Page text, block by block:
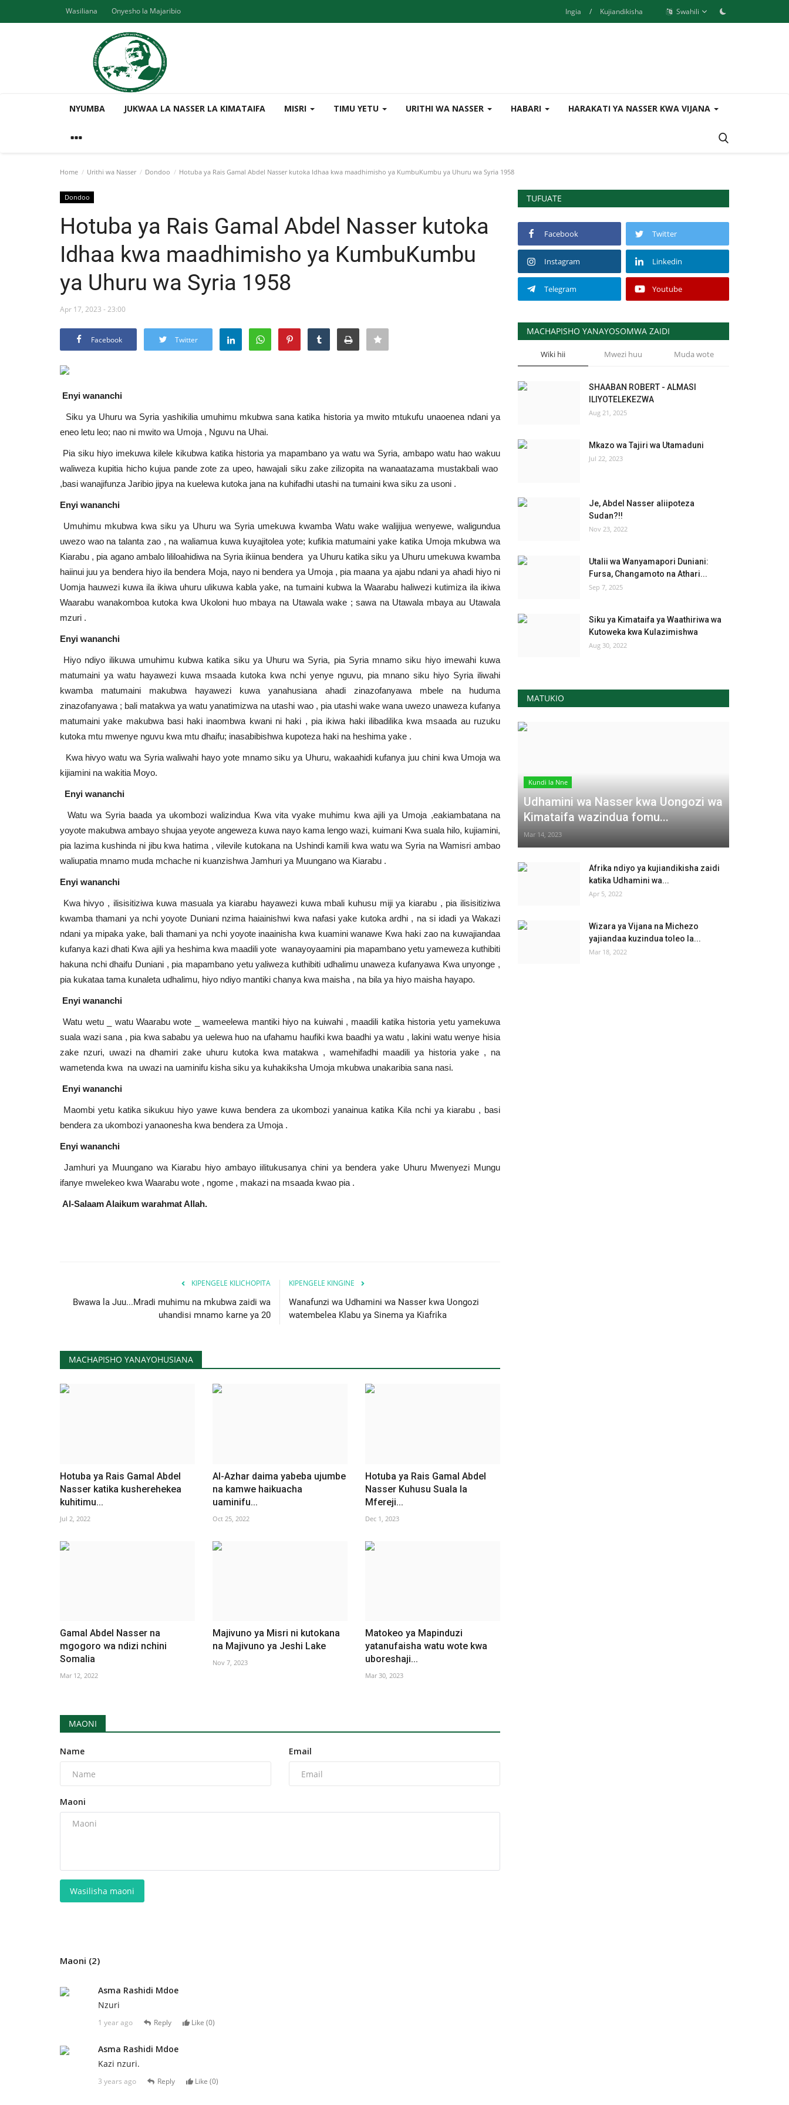
Wasiliana Onyesho la Majaribio Ingia / Kujiandikisha Swahili
NYUMBA JUKWAA LA NASSER LA KIMATAIFA MISRI TIMU YETU URITHI WA NASSER HABARI HARAKATI YA NASSER KWA VIJANA
Home Urithi wa Nasser Dondoo Hotuba ya Rais Gamal Abdel Nasser kutoka Idhaa kwa maadhimisho ya KumbuKumbu ya Uhuru wa Syria 1958
Dondoo
Hotuba ya Rais Gamal Abdel Nasser kutoka
Idhaa kwa maadhimisho ya KumbuKumbu
ya Uhuru wa Syria 1958
Apr 17, 2023 - 23:00
Facebook Twitter
Enyi wananchi
Siku ya Uhuru wa Syria yashikilia umuhimu mkubwa sana katika historia ya mwito mtukufu unaoenea ndani ya
eneo letu leo; nao ni mwito wa Umoja , Nguvu na Uhai.
Pia siku hiyo imekuwa kilele kikubwa katika historia ya mapambano ya watu wa Syria, ambapo watu hao wakuu
waliweza kupitia hicho kujua pande zote za upeo, hawajali siku zake zilizopita na wanaatazama mustakbali wao
,basi wanajifunza Jaribio jipya na kuelewa kutoka jana na kuhifadhi utashi na tumaini kwa siku za usoni .
Enyi wananchi
Umuhimu mkubwa kwa siku ya Uhuru wa Syria umekuwa kwamba Watu wake walijijua wenyewe, waligundua
uwezo wao na talanta zao , na waliamua kuwa kuyajitolea yote; kufikia matumaini yake katika Umoja mkubwa wa
Kiarabu , pia agano ambalo lililoahidiwa na Syria ikiinua bendera ya Uhuru katika siku ya Uhuru umekuwa kwamba
haiinui juu ya bendera hiyo ila bendera Moja, nayo ni bendera ya Umoja , pia maana ya ajabu ndani ya ahadi hiyo ni
Uomja hauwezi kuwa ila ikiwa uhuru ulikuwa kabla yake, na tumaini kubwa la Waarabu haliwezi kutimiza ila ikiwa
Waarabu wanakomboa kutoka kwa Ukoloni huo mbaya na Utawala wake ; sawa na Utawala mbaya au Utawala
mzuri .
Enyi wananchi
Hiyo ndiyo ilikuwa umuhimu kubwa katika siku ya Uhuru wa Syria, pia Syria mnamo siku hiyo imewahi kuwa
matumaini ya watu hayawezi kuwa msaada kutoka kwa nchi yenye nguvu, pia mnano siku hiyo Syria iliwahi
kwamba matumaini makubwa hayawezi kuwa yanahusiana ahadi zinazofanyawa mbele na huduma
zinazofanyawa ; bali matakwa ya watu yanatimizwa na utashi wao , pia utashi wake wana uwezo unaweza kufanya
matumaini yake makubwa basi haki inaombwa kwani ni haki , pia ikiwa haki ilibadilika kwa msaada au ruzuku
kutoka mtu mwenye nguvu kwa mtu dhaifu; inasabibishwa kupoteza haki na heshima yake .
Kwa hivyo watu wa Syria waliwahi hayo yote mnamo siku ya Uhuru, wakaahidi kufanya juu chini kwa Umoja wa
kijiamini na wakitia Moyo.
Enyi wananchi
Watu wa Syria baada ya ukombozi walizindua Kwa vita vyake muhimu kwa ajili ya Umoja ,eakiambatana na
yoyote makubwa ambayo shujaa yeyote angeweza kuwa nayo kama lengo wazi, kuimani Kwa suala hilo, kujiamini,
pia lazima kushinda ni jibu kwa hatima , vilevile kutokana na Ushindi kamili kwa watu wa Syria na Wamisri ambao
waliupatia mnamo muda mchache ni kuanzishwa Jamhuri ya Muungano wa Kiarabu .
Enyi wananchi
Kwa hivyo , ilisisitiziwa kuwa masuala ya kiarabu hayawezi kuwa mbali kuhusu miji ya kiarabu , pia ilisisitiziwa
kwamba thamani ya nchi yoyote Duniani nzima haiainishwi kwa nafasi yake kutoka ardhi , na si idadi ya Wakazi
ndani ya mipaka yake, bali thamani ya nchi yoyote inaainisha kwa kuamini wanawe Kwa haki zao na kuwajiandaa
kufanya kazi dhati Kwa ajili ya heshima kwa maadili yote wanayoyaamini pia mapambano yetu yameweza kuthibiti
hakuna nchi dhaifu Duniani , pia mapambano yetu yaliweza kuthibiti udhalimu unaweza kufanyawa Kwa unyonge ,
pia kukataa tama kunaleta udhalimu, hiyo ndiyo mantiki chanya kwa maisha , na bila ya hiyo maisha hayapo.
Enyi wananchi
Watu wetu _ watu Waarabu wote _ wameelewa mantiki hiyo na kuiwahi , maadili katika historia yetu yamekuwa
suala wazi sana , pia kwa sababu ya uelewa huo na ufahamu haufiki kwa baadhi ya watu , lakini watu wenye hisia
zake nzuri, uwazi na dhamiri zake uhuru kutoka kwa matakwa , wamehifadhi maadili ya historia yake , na
wametenda kwa na uwazi na uaminifu kisha siku ya kuhakiksha Umoja mkubwa unakaribia sana nasi.
Enyi wananchi
Maombi yetu katika sikukuu hiyo yawe kuwa bendera za ukombozi yanainua katika Kila nchi ya kiarabu , basi
bendera za ukombozi yanaonesha kwa bendera za Umoja .
Enyi wananchi
Jamhuri ya Muungano wa Kiarabu hiyo ambayo iilitukusanya chini ya bendera yake Uhuru Mwenyezi Mungu
ifanye mwelekeo kwa Waarabu wote , ngome , makazi na msaada kwao pia .
Al-Salaam Alaikum warahmat Allah.
KIPENGELE KILICHOPITA
Bwawa la Juu...Mradi muhimu na mkubwa zaidi wa
uhandisi mnamo karne ya 20
KIPENGELE KINGINE
Wanafunzi wa Udhamini wa Nasser kwa Uongozi
watembelea Klabu ya Sinema ya Kiafrika
MACHAPISHO YANAYOHUSIANA
Hotuba ya Rais Gamal Abdel
Nasser katika kusherehekea
kuhitimu...
Jul 2, 2022
Al-Azhar daima yabeba ujumbe
na kamwe haikuacha
uaminifu...
Oct 25, 2022
Hotuba ya Rais Gamal Abdel
Nasser Kuhusu Suala la
Mfereji...
Dec 1, 2023
Gamal Abdel Nasser na
mgogoro wa ndizi nchini
Somalia
Mar 12, 2022
Majivuno ya Misri ni kutokana
na Majivuno ya Jeshi Lake
Nov 7, 2023
Matokeo ya Mapinduzi
yatanufaisha watu wote kwa
uboreshaji...
Mar 30, 2023
MAONI
Name Email
Maoni
Wasilisha maoni
Maoni (2)
Asma Rashidi Mdoe
Nzuri
1 year ago Reply Like (0)
Asma Rashidi Mdoe
Kazi nzuri.
3 years ago Reply Like (0)
TUFUATE
Facebook Twitter
Instagram Linkedin
Telegram Youtube
MACHAPISHO YANAYOSOMWA ZAIDI
Wiki hii Mwezi huu Muda wote
SHAABAN ROBERT - ALMASI
ILIYOTELEKEZWA
Aug 21, 2025
Mkazo wa Tajiri wa Utamaduni
Jul 22, 2023
Je, Abdel Nasser aliipoteza
Sudan?!!
Nov 23, 2022
Utalii wa Wanyamapori Duniani:
Fursa, Changamoto na Athari...
Sep 7, 2025
Siku ya Kimataifa ya Waathiriwa wa
Kutoweka kwa Kulazimishwa
Aug 30, 2022
MATUKIO
Kundi la Nne
Udhamini wa Nasser kwa Uongozi wa
Kimataifa wazindua fomu...
Mar 14, 2023
Afrika ndiyo ya kujiandikisha zaidi
katika Udhamini wa...
Apr 5, 2022
Wizara ya Vijana na Michezo
yajiandaa kuzindua toleo la...
Mar 18, 2022